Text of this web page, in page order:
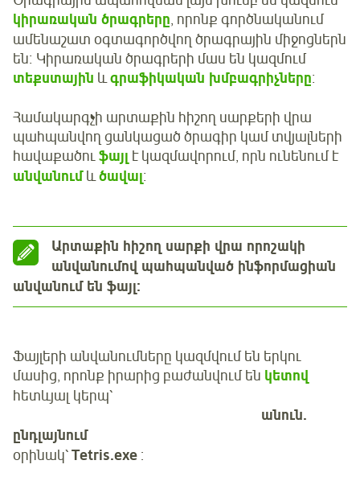
կիրառական ծրագրերը, որոնք գործնականում
ամենաշատ օգտագործվող ծրագրային միջոցներն
են։ Կիրառական ծրագրերի մաս են կազմում
տեքստային ևգրաֆիկական խմբագրիչները։
Համակարգչի արտաքին հիշող սարքերի վրա
պահպանվող ցանկացած ծրագիր կամ տվյալների
հավաքածուֆայլ է կազմավորում, որն ունենում է
անվանումևծավալ։
Արտաքին հիշող սարքի վրա որոշակի
անվանումով պահպանված ինֆորմացիան
անվանում են ֆայլ։
Ֆայլերի անվանումները կազմվում են երկու
մասից, որոնք իրարից բաժանվում են կետով
հետևյալ կերպ՝
անուն.
ընդլայնում
օրինակ՝Tetris.exe :